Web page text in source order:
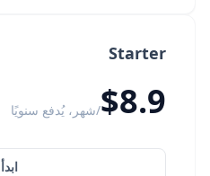
Starter
$8.9/شهر، يُدفع سنويًا
ابدأ